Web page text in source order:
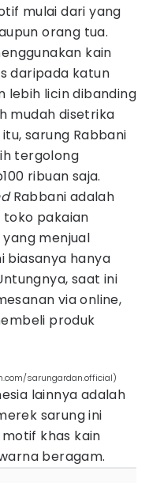
mulai dari yang
orang tua.
kain
daripada katun
lebih licin dibanding
mudah disetrika
sarung Rabbani
tergolong
ribuan saja.
Rabbani adalah
toko pakaian
menjual
biasanya hanya
saat ini
via online,
produk
sarungardan.official)
lainnya adalah
sarung ini
motif khas kain
beragam.